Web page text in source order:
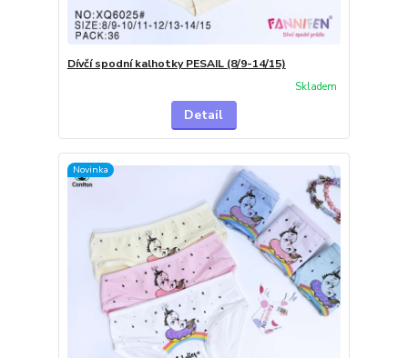
Dívčí spodní kalhotky PESAIL (8/9-14/15)
Skladem
Detail
Novinka